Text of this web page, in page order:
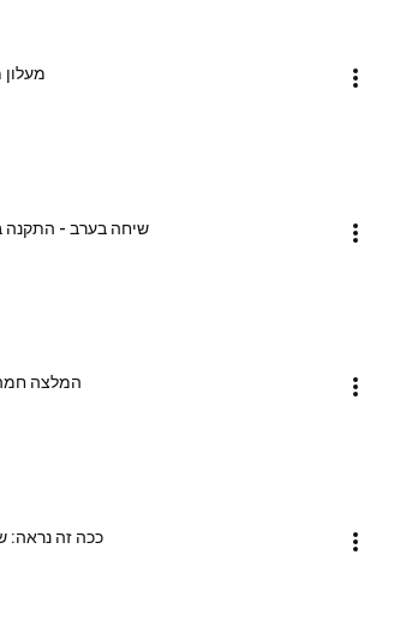
שיחה בערב - התקנה
המלצה חמה
ככה זה נראה: